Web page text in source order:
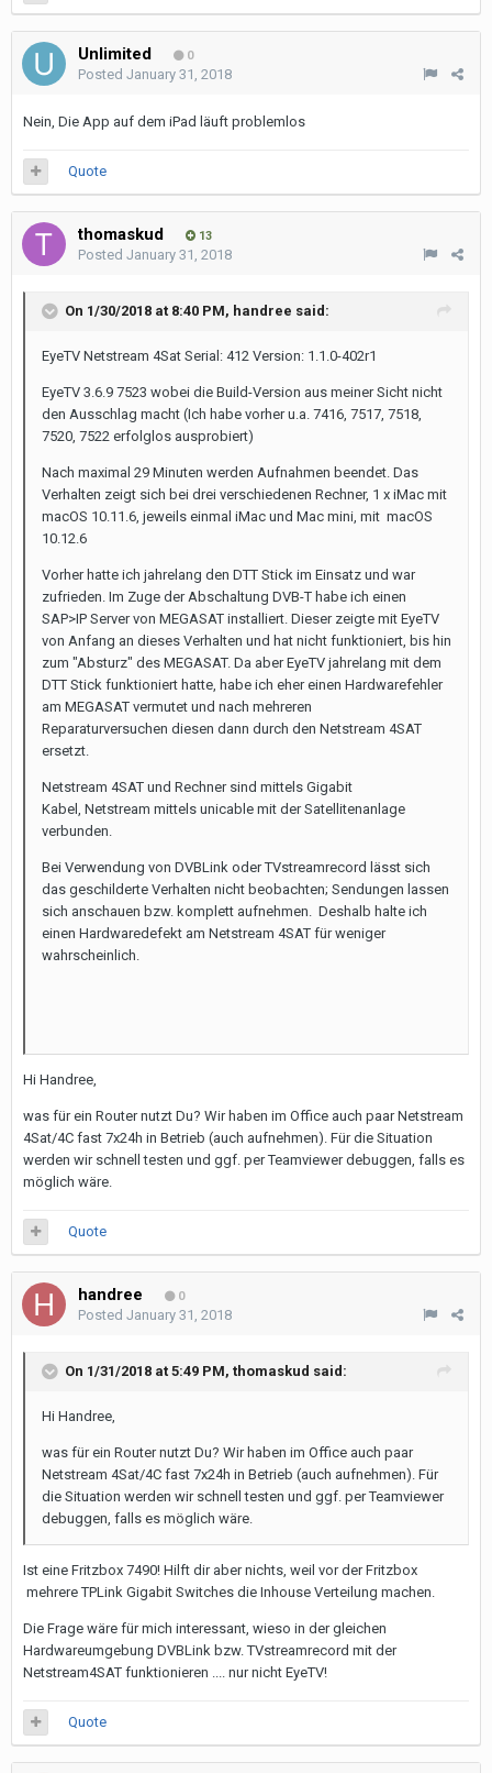
Unlimited 0
Posted January 31, 2018
Nein, Die App auf dem iPad läuft problemlos
Quote
thomaskud 13
Posted January 31, 2018
On 1/30/2018 at 8:40 PM, handree said:
EyeTV Netstream 4Sat Serial: 412 Version: 1.1.0-402r1
EyeTV 3.6.9 7523 wobei die Build-Version aus meiner Sicht nicht
den Ausschlag macht (Ich habe vorher u.a. 7416, 7517, 7518,
7520, 7522 erfolglos ausprobiert)
Nach maximal 29 Minuten werden Aufnahmen beendet. Das
Verhalten zeigt sich bei drei verschiedenen Rechner, 1 x iMac mit
macOS 10.11.6, jeweils einmal iMac und Mac mini, mit macOS
10.12.6
Vorher hatte ich jahrelang den DTT Stick im Einsatz und war
zufrieden. Im Zuge der Abschaltung DVB-T habe ich einen
SAP>IP Server von MEGASAT installiert. Dieser zeigte mit EyeTV
von Anfang an dieses Verhalten und hat nicht funktioniert, bis hin
zum "Absturz" des MEGASAT. Da aber EyeTV jahrelang mit dem
DTT Stick funktioniert hatte, habe ich eher einen Hardwarefehler
am MEGASAT vermutet und nach mehreren
Reparaturversuchen diesen dann durch den Netstream 4SAT
ersetzt.
Netstream 4SAT und Rechner sind mittels Gigabit
Kabel, Netstream mittels unicable mit der Satellitenanlage
verbunden.
Bei Verwendung von DVBLink oder TVstreamrecord lässt sich
das geschilderte Verhalten nicht beobachten; Sendungen lassen
sich anschauen bzw. komplett aufnehmen. Deshalb halte ich
einen Hardwaredefekt am Netstream 4SAT für weniger
wahrscheinlich.
Hi Handree,
was für ein Router nutzt Du? Wir haben im Office auch paar Netstream
4Sat/4C fast 7x24h in Betrieb (auch aufnehmen). Für die Situation
werden wir schnell testen und ggf. per Teamviewer debuggen, falls es
möglich wäre.
Quote
handree 0
Posted January 31, 2018
On 1/31/2018 at 5:49 PM, thomaskud said:
Hi Handree,
was für ein Router nutzt Du? Wir haben im Office auch paar
Netstream 4Sat/4C fast 7x24h in Betrieb (auch aufnehmen). Für
die Situation werden wir schnell testen und ggf. per Teamviewer
debuggen, falls es möglich wäre.
Ist eine Fritzbox 7490! Hilft dir aber nichts, weil vor der Fritzbox
mehrere TPLink Gigabit Switches die Inhouse Verteilung machen.
Die Frage wäre für mich interessant, wieso in der gleichen
Hardwareumgebung DVBLink bzw. TVstreamrecord mit der
Netstream4SAT funktionieren .... nur nicht EyeTV!
Quote